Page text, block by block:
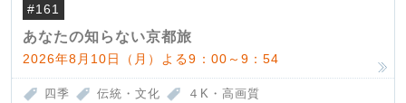
#161
あなたの知らない京都旅
2026年8月10日（月）よる9：00～9：54
四季 伝統・文化 ４K・高画質